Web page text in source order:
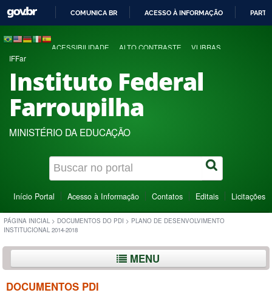
COMUNICA BR ACESSO À INFORMAÇÃO
ACESSIBILIDADE ALTO CONTRASTE VLIBRAS
IFFar
Instituto Federal
Farroupilha
MINISTÉRIO DA EDUCAÇÃO
Início Portal Acesso à Informação Contatos Editais Licitações
PÁGINA INICIAL > DOCUMENTOS DO PDI > PLANO DE DESENVOLVIMENTO
INSTITUCIONAL 2014-2018
MENU
DOCUMENTOS PDI